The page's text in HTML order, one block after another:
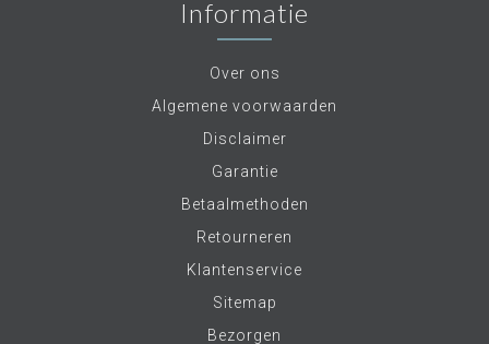
Informatie
Over ons
Algemene voorwaarden
Disclaimer
Garantie
Betaalmethoden
Retourneren
Klantenservice
Sitemap
Bezorgen